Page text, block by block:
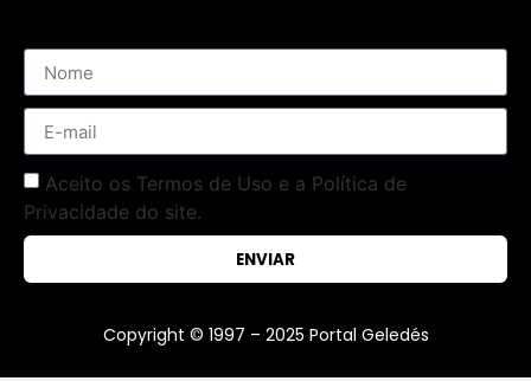
Aceito os Termos de Uso e a Política de
Privacidade do site.
ENVIAR
Copyright © 1997 – 2025 Portal Geledés